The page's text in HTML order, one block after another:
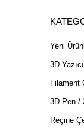
Yeni
3D
Filament
3D Pen /
Reçine